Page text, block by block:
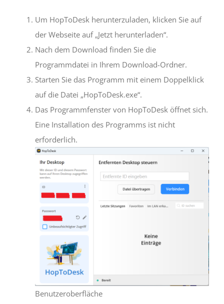
Um HopToDesk herunterzuladen, klicken Sie auf
der Webseite auf „Jetzt herunterladen“.
Nach dem Download finden Sie die
Programmdatei in Ihrem Download-Ordner.
Starten Sie das Programm mit einem Doppelklick
auf die Datei „HopToDesk.exe“.
Das Programmfenster von HopToDesk öffnet sich.
Eine Installation des Programms ist nicht
erforderlich.
Benutzeroberfläche